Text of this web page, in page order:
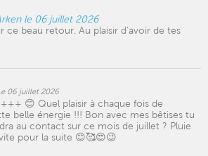
le 06 juillet 2026
beau retour. Au plaisir d’avoir de tes
06 juillet 2026
😊 Quel plaisir à chaque fois de
belle énergie !!! Bon avec mes bêtises tu
au contact sur ce mois de juillet ? Pluie
pour la suite 😊🥰😍😉